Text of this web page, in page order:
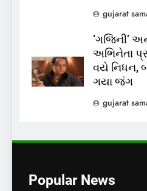
gujarat
‘ગજિની’
અભિનેતા
વયે નિધન,
ગયા જંગ
gujarat
Popular News
પાસ,
8
શું
છે?
પોલ
INDIA
બેઠક
માટે
INDIA